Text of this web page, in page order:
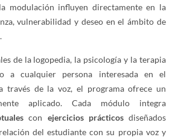
modulación influyen directamente en la
vulnerabilidad y deseo en el ámbito de
de la logopedia, la psicología y la terapia
a cualquier persona interesada en el
través de la voz, el programa ofrece un
aplicado. Cada módulo integra
con ejercicios prácticosdiseñados
del estudiante con su propia voz y